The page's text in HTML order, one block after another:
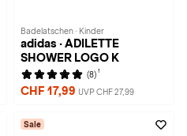
Badelatschen · Kinder
adidas · ADILETTE
SHOWER LOGO K
(8) 1
CHF 17,99 UVP CHF 27,99
Sale